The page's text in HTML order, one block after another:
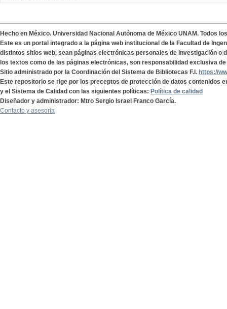
Hecho en México. Universidad Nacional Autónoma de México UNAM. Todos
Este es un portal integrado a la página web institucional de la Facultad de
distintos sitios web, sean páginas electrónicas personales de investigación o
los textos como de las páginas electrónicas, son responsabilidad exclusiva
Sitio administrado por la Coordinación del Sistema de Bibliotecas F.I. https://
Este repositorio se rige por los preceptos de protección de datos contenidos
y el Sistema de Calidad con las siguientes políticas: Política de calidad
Diseñador y administrador: Mtro Sergio Israel Franco García.
Contacto y asesoría